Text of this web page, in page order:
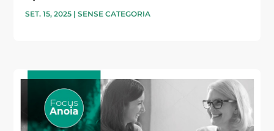
SET. 15, 2025 |SENSE CATEGORIA